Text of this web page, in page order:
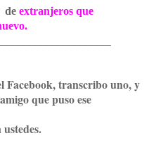
de extranjeros que
Facebook, transcribo uno, y
que puso ese